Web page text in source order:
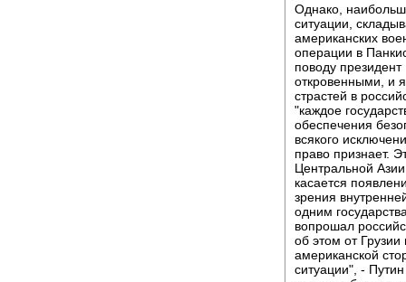
Однако,
ситуации,
американских
операции в
поводу
откровенными, и
страстей в
"каждое
обеспечения
всякого
право признает.
Центральной
касается
зрения
одним
вопрошал
об этом от
американской
ситуации", -